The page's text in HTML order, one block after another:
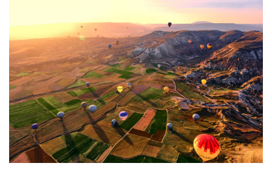
Passwort*
Anmeldeformular geschützt durchWP Captcha
Angemeldet bleiben
ANMELDEN